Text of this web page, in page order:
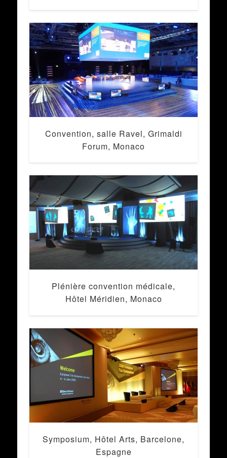
Convention, salle Ravel, Grimaldi
Forum, Monaco
Plénière convention médicale,
Hôtel Méridien, Monaco
Symposium, Hôtel Arts, Barcelone,
Espagne